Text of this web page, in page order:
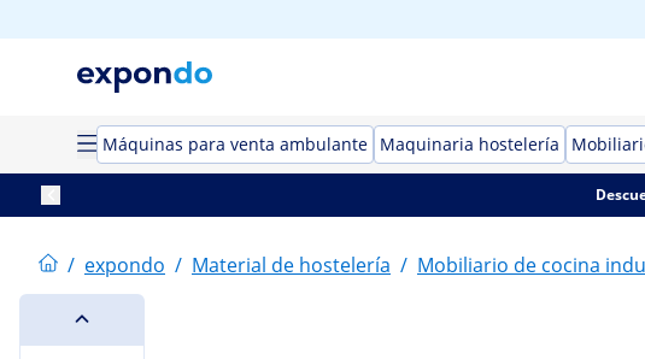
Máquinas para venta ambulante Maquinaria hostelería
/ expondo / Material de hostelería / Mobiliario de cocina